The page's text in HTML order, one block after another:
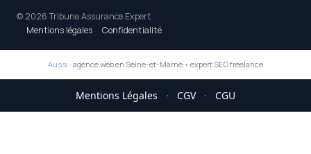
© 2026 Tribune Assurance Expert
Mentions légales
Confidentialité
Aussi : agence web en Seine-et-Marne • expert SEO freelance
Mentions Légales · CGV · CGU